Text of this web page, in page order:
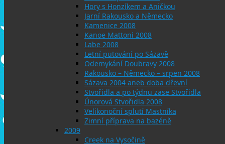
Hory s Honzíkem a Aničkou
Jarní Rakousko a Německo
Kamenice 2008
Kanoe Mattoni 2008
Labe 2008
Letní putování po Sázavě
Odemykání Doubravy 2008
Rakousko – Německo – srpen 2008
Sázava 2004 aneb doba dřevní
Stvořidla a po týdnu zase Stvořidla
Únorová Stvořidla 2008
Velikonoční splutí Mastníka
Zimní příprava na bazéně
2009
Creek na Vysočině